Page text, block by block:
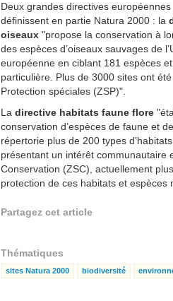
Deux grandes directives européennes
définissent en partie Natura 2000 : la
oiseaux "propose la conservation à
des espèces d’oiseaux sauvages de
européenne en ciblant 181 espèces
particulière. Plus de 3000 sites ont
Protection spéciales (ZSP)".
La directive habitats faune flore
conservation d’espèces de faune et
répertorie plus de 200 types
présentant un intérêt communautaire
Conservation (ZSC), actuellement
protection de ces habitats et espèces
Partagez cet article
Thématiques
sites Natura 2000 biodiversité